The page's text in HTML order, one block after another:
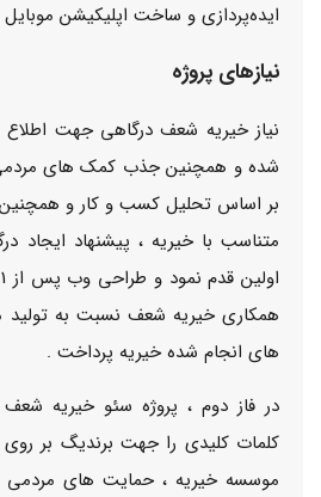
ایده‌پردازی و ساخت اپلیکیشن موبایل
نیازهای پروژه
نیاز خیریه شعف درگاهی جهت
شده و همچنین جذب کمک های
بر اساس تحلیل کسب و کار و همچنین
متناسب با خیریه ، پیشنهاد ایجاد
همکاری خیریه شعف نسبت به تولید
های انجام شده خیریه پرداخت .
در فاز دوم ، پروژه سئو خیریه
کلمات کلیدی را جهت برندیگ بر روی
موسسه خیریه ، حمایت های مردمی